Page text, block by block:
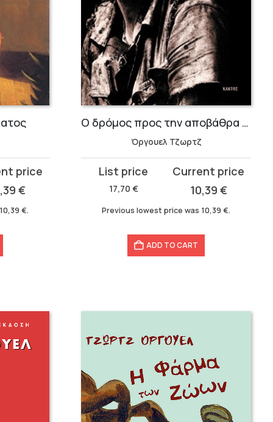
€
10,39 €.
Ο δρόμος προς την αποβάθρα του Γουίγκαν
Όργουελ Τζωρτζ
17,70 €
Original
was:
10,39 €
Current
Previous lowest price was 10,39 €.
ADD TO CART